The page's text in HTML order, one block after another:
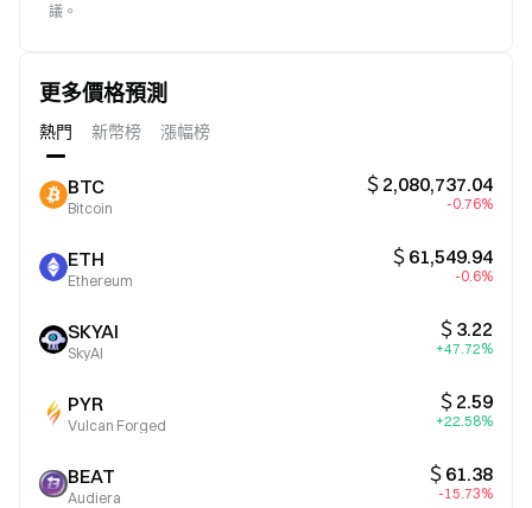
議。
更多價格預測
熱門 新幣榜 漲幅榜
BTC
Bitcoin
＄2,080,737.04
-0.76%
ETH
Ethereum
＄61,549.94
-0.6%
SKYAI
SkyAI
＄3.22
+47.72%
PYR
Vulcan Forged
＄2.59
+22.58%
BEAT
Audiera
＄61.38
-15.73%